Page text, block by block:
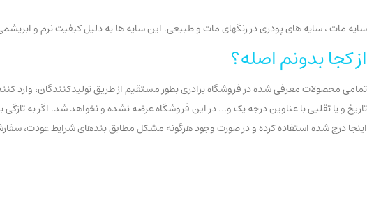
سایه مات ، سایه های پودری در رنگهای مات و طبیعی. این سایه ها به دلیل کیفیت نرم و
از کجا بدونم اصله؟
تمامی محصولات معرفی شده در فروشگاه برادری بطور مستقیم از طریق تولیدکنندگان، وارد
اینجا درج شده استفاده کرده و در صورت وجود هرگونه مشکل مطابق بندهای شرایط عودت، سفارش خود را عودت